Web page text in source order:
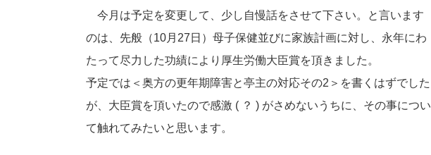
今月は予定を変更して、少し自慢話をさせて下さい。と言います
のは、先般（10月27日）母子保健並びに家族計画に対し、永年にわ
たって尽力した功績により厚生労働大臣賞を頂きました。
予定では＜奥方の更年期障害と亭主の対応その2＞を書くはずでした
が、大臣賞を頂いたので感激 ( ？ ) がさめないうちに、その事につい
て触れてみたいと思います。